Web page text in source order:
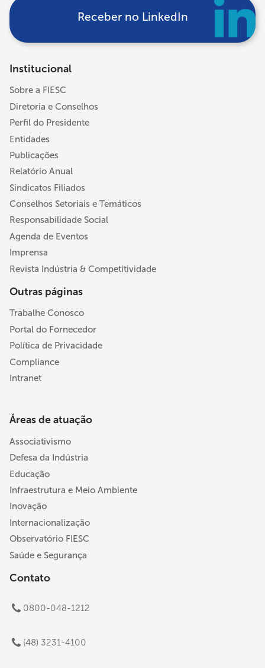
Receber no LinkedIn
Institucional
Sobre a FIESC
Diretoria e Conselhos
Perfil do Presidente
Entidades
Publicações
Relatório Anual
Sindicatos Filiados
Conselhos Setoriais e Temáticos
Responsabilidade Social
Agenda de Eventos
Imprensa
Revista Indústria & Competitividade
Outras páginas
Trabalhe Conosco
Portal do Fornecedor
Política de Privacidade
Compliance
Intranet
Áreas de atuação
Associativismo
Defesa da Indústria
Educação
Infraestrutura e Meio Ambiente
Inovação
Internacionalização
Observatório FIESC
Saúde e Segurança
Contato
0800-048-1212
(48) 3231-4100